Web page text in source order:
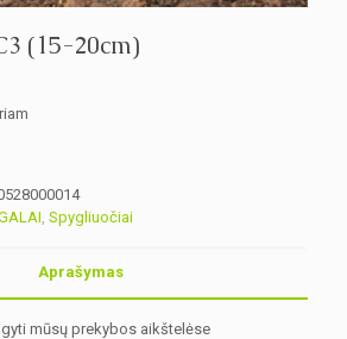
(15-20cm)
, Spygliuočiai
Aprašymas
mūsų prekybos aikštelėse